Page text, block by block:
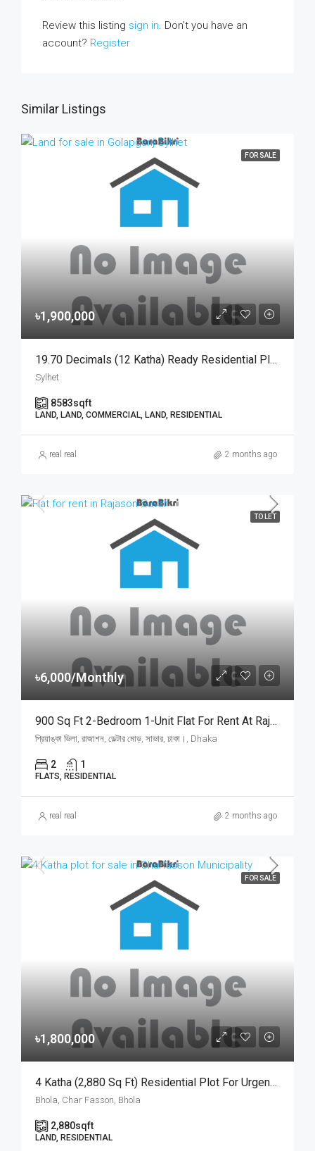
Review this listing sign in. Don’t you have an
account? Register
Similar Listings
FOR SALE
৳1,900,000
19.70 Decimals (12 Katha) Ready Residential Plot For Urgent Sale At Golapganj, Sylhet | সিলেটের গোলাপগঞ্জে বাড়ি তৈরির জন্য ১৯.৭০ শতাংশের ১০০% উঁচু ও রেডি আবাসিক প্লট জরুরি বিক্রয়
Sylhet
8583sqft
LAND, LAND, COMMERCIAL, LAND, RESIDENTIAL
real real 2 months ago
TO LET
৳6,000/Monthly
900 Sq Ft 2-Bedroom 1-Unit Flat For Rent At Rajason Deltar Mor, Savar | সাভার রাজাশন ডেল্টার মোড়ে প্রিয়াঙ্কা ভিলায় ৬,০০০ টাকায় ৯০০ স্কয়ার ফিটের ১ ইউনিটের ফ্ল্যাট ভাড়া
প্রিয়াঙ্কা ভিলা, রাজাশন, ডেল্টার মোড়, সাভার, ঢাকা।, Dhaka
2 1
FLATS, RESIDENTIAL
real real 2 months ago
FOR SALE
৳1,800,000
4 Katha (2,880 Sq Ft) Residential Plot For Urgent Sale At Ward No. 3, Charfasson Municipality | চরফ্যাশন পৌরসভা ৩ নং ওয়ার্ডে ইসকন টেম্পল রোডে ৪ কাঠার রেডি প্লট জরুরি বিক্রয়
Bhola, Char Fasson, Bhola
2,880sqft
LAND, RESIDENTIAL